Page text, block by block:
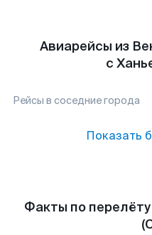
Авиарейсы из
с
Рейсы в соседние города
Показать
Факты по перелёту